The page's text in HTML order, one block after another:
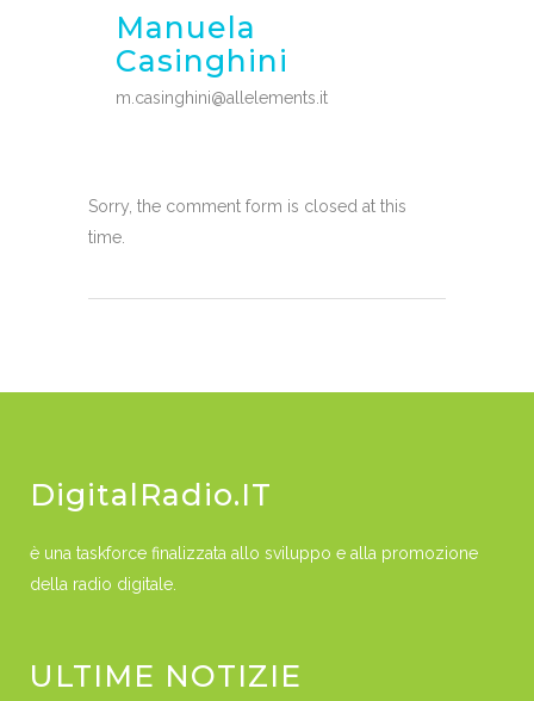
Manuela
Casinghini
m.casinghini@allelements.it
Sorry, the comment form is closed at this
time.
DigitalRadio.IT
è una taskforce finalizzata allo sviluppo e alla promozione
della radio digitale.
ULTIME NOTIZIE